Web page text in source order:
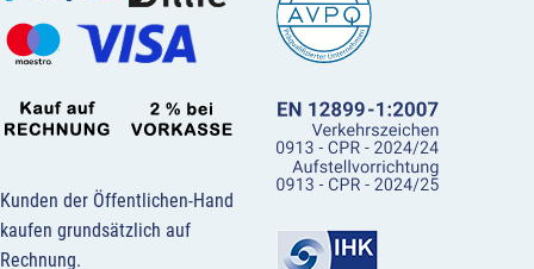
Kunden der Öffentlichen-Hand
kaufen grundsätzlich auf
Rechnung.